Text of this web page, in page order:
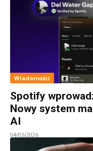
Wiadomości
Spotify
Nowy system
AI
04/05/2026